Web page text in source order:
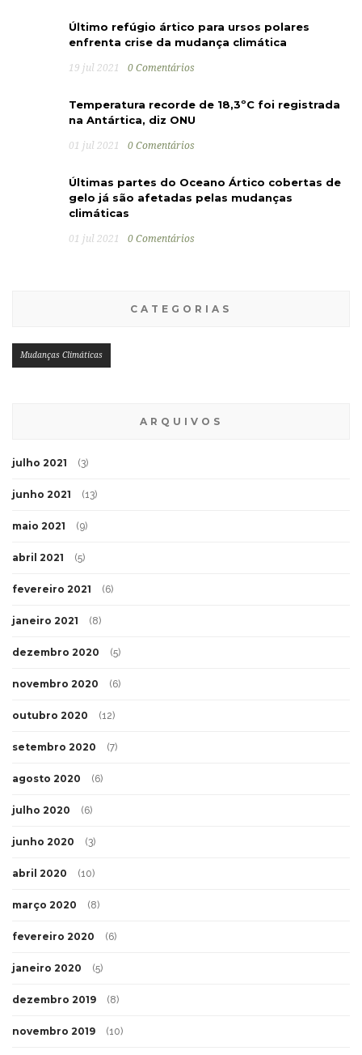
Último refúgio ártico para ursos polares
enfrenta crise da mudança climática
19 jul 2021 0 Comentários
Temperatura recorde de 18,3ºC foi registrada
na Antártica, diz ONU
01 jul 2021 0 Comentários
Últimas partes do Oceano Ártico cobertas de
gelo já são afetadas pelas mudanças
climáticas
01 jul 2021 0 Comentários
CATEGORIAS
Mudanças Climáticas
ARQUIVOS
julho 2021 (3)
junho 2021 (13)
maio 2021 (9)
abril 2021 (5)
fevereiro 2021 (6)
janeiro 2021 (8)
dezembro 2020 (5)
novembro 2020 (6)
outubro 2020 (12)
setembro 2020 (7)
agosto 2020 (6)
julho 2020 (6)
junho 2020 (3)
abril 2020 (10)
março 2020 (8)
fevereiro 2020 (6)
janeiro 2020 (5)
dezembro 2019 (8)
novembro 2019 (10)